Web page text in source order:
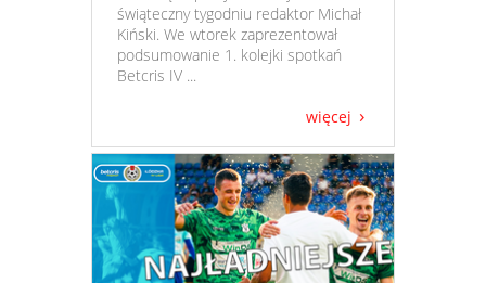
świąteczny tygodniu redaktor Michał
Kiński. We wtorek zaprezentował
podsumowanie 1. kolejki spotkań
Betcris IV ...
więcej